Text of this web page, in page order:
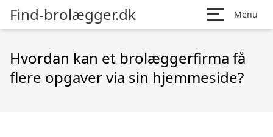
Find-brolægger.dk Menu
Hvordan kan et brolæggerfirma få
flere opgaver via sin hjemmeside?